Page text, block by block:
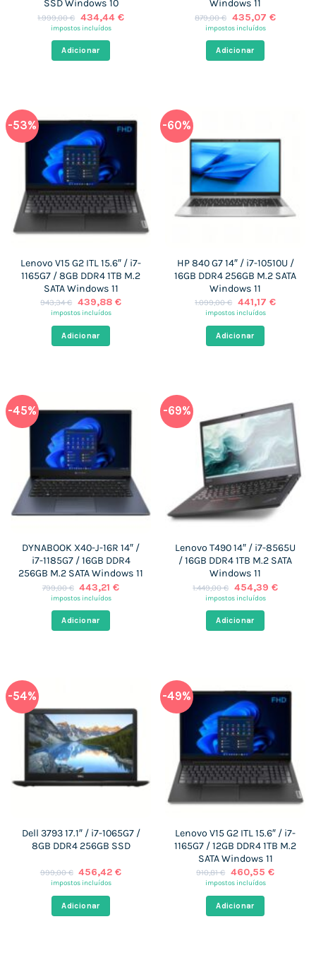
SSD Windows 10
1.999,00€ O
preço
era:
1.999,00 €.
434,44 €O
impostos incluídos
Adicionar
Windows 11
879,00€ O
preço
era:
879,00 €.
435,07 €O
impostos incluídos
Adicionar
-53%
Lenovo V15 G2 ITL 15.6″ / i7-
1165G7 / 8GB DDR4 1TB M.2
SATA Windows 11
943,34€ O
preço
era:
943,34 €.
439,88 €O
impostos incluídos
Adicionar
-60%
HP 840 G7 14″ / i7-10510U /
16GB DDR4 256GB M.2 SATA
Windows 11
1.099,00€ O
preço
1.099,00 €.
441,17 €O
impostos incluídos
Adicionar
-45%
DYNABOOK X40-J-16R 14″ /
i7-1185G7 / 16GB DDR4
256GB M.2 SATA Windows 11
799,00€ O
preço
era:
799,00 €.
443,21€O
impostos incluídos
Adicionar
-69%
Lenovo T490 14″ / i7-8565U
/ 16GB DDR4 1TB M.2 SATA
Windows 11
1.449,00€ O
preço
era:
1.449,00 €.
454,39 €O
impostos incluídos
Adicionar
-54%
Dell 3793 17.1″ / i7-1065G7 /
8GB DDR4 256GB SSD
999,00€ O
preço
era:
999,00 €.
456,42€O
impostos incluídos
Adicionar
-49%
Lenovo V15 G2 ITL 15.6″ / i7-
1165G7 / 12GB DDR4 1TB M.2
SATA Windows 11
910,81€ O
preço
era:
910,81 €.
460,55 €O
impostos incluídos
Adicionar